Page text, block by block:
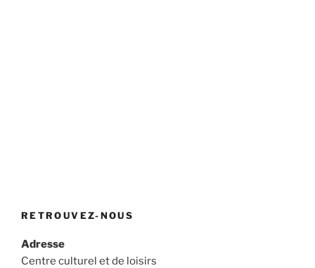
RETROUVEZ-NOUS
Adresse
Centre culturel et de loisirs